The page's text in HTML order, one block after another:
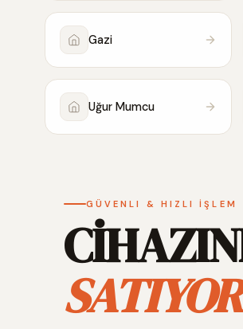
Gazi
Uğur Mumcu
GÜVENLI & HIZLI İŞLEM